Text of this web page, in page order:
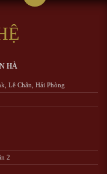
HÀ
Lê Chân, Hải Phòng
2